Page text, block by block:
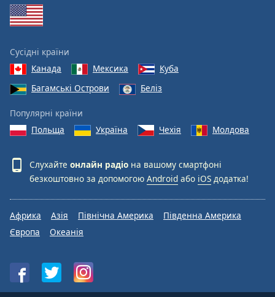
Сусідні країни
Канада
Мексика
Куба
Багамські Острови
Беліз
Популярні країни
Польща
Україна Чехія Молдова
Слухайте онлайн радіо на вашому смартфоні
безкоштовно за допомогою Android або iOS додатка!
Африка Азія Північна Америка
Південна Америка
Європа
Океанія